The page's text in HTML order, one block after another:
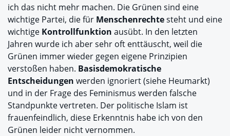
ich das nicht mehr machen. Die Grünen sind eine
wichtige Partei, die für Menschenrechtesteht und eine
wichtige Kontrollfunktion ausübt. In den letzten
Jahren wurde ich aber sehr oft enttäuscht, weil die
Grünen immer wieder gegen eigene Prinzipien
verstoßen haben. Basisdemokratische
Entscheidungen werden ignoriert (siehe Heumarkt)
und in der Frage des Feminismus werden falsche
Standpunkte vertreten. Der politische Islam ist
frauenfeindlich, diese Erkenntnis habe ich von den
Grünen leider nicht vernommen.